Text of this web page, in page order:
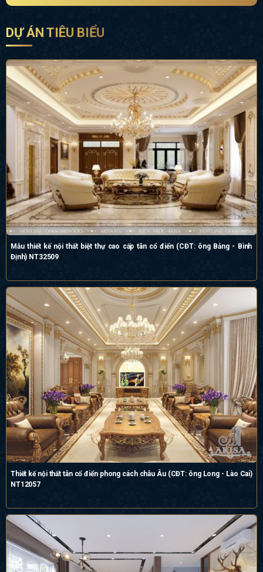
DỰ ÁN TIÊU BIỂU
Mẫu thiết kế nội thất biệt thự cao cấp tân cổ điển (CĐT: ông Bảng - Bình
Định) NT32509
Thiết kế nội thất tân cổ điển phong cách châu Âu (CĐT: ông Long - Lào Cai)
NT12057